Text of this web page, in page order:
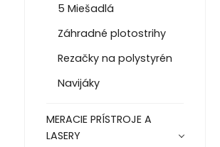
5 Miešadlá
Záhradné plotostrihy
Rezačky na polystyrén
Navijáky
MERACIE PRÍSTROJE A
LASERY